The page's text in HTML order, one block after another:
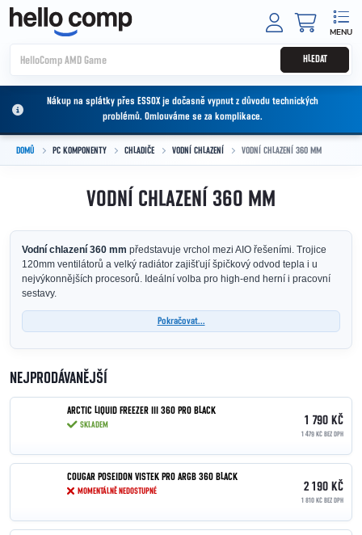
Přejít na obsah
HLEDAT
Nákup na splátky přes ESSOX je dočasně vypnut z důvodu technických
problémů. Omlouváme se za komplikace.
DOMŮ PC KOMPONENTY CHLADIČE VODNÍ CHLAZENÍ VODNÍ CHLAZENÍ 360 MM
VODNÍ CHLAZENÍ 360 MM
Vodní chlazení 360 mm představuje vrchol mezi AIO řešeními. Trojice
120mm ventilátorů a velký radiátor zajišťují špičkový odvod tepla i u
nejvýkonnějších procesorů. Ideální volba pro high-end herní i pracovní
sestavy.
Pokračovat...
NEJPRODÁVANĚJŠÍ
ARCTIC LIQUID FREEZER III 360 PRO BLACK
SKLADEM 1 790 KČ
1 479 KČ BEZ DPH
COUGAR POSEIDON VISTEK PRO ARGB 360 BLACK
MOMENTÁLNĚ NEDOSTUPNÉ 2 190 KČ
1 810 KČ BEZ DPH